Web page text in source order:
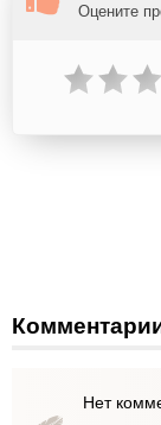
Оцените
Нет